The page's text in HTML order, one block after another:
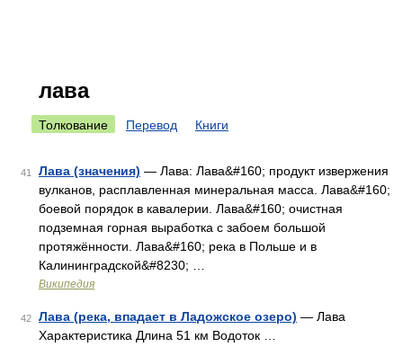
лава
Толкование Перевод Книги
41 Лава (значения) — Лава: Лава&#160; продукт извержения
вулканов, расплавленная минеральная масса. Лава&#160;
боевой порядок в кавалерии. Лава&#160; очистная
подземная горная выработка с забоем большой
протяжённости. Лава&#160; река в Польше и в
Калининградской&#8230; …
Википедия
42 Лава (река, впадает в Ладожское озеро) — Лава
Характеристика Длина 51 км Водоток …